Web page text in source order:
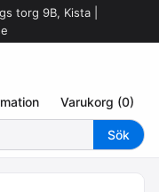
torg 9B, Kista |
Varukorg (0)